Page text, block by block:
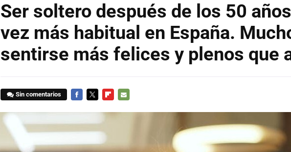
Ser soltero después de los 50
vez más habitual en España.
sentirse más felices y plenos que
Sin comentarios